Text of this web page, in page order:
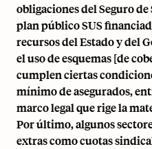
obligaciones del Seguro
plan público SUS
recursos del Estado y del
el uso de esquemas [de
cumplen ciertas
mínimo de asegurados,
marco legal que rige la
Por último, algunos
extras como cuotas